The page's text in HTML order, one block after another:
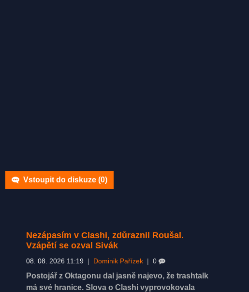
Vstoupit do diskuze (0)
Nezápasím v Clashi, zdůraznil Roušal.
Vzápětí se ozval Sivák
08. 08. 2026 11:19 | Dominik Pařízek | 0
Postojář z Oktagonu dal jasně najevo, že trashtalk
má své hranice. Slova o Clashi vyprovokovala